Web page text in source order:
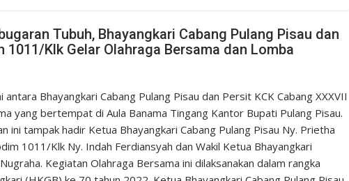
Tubuh, Bhayangkari Cabang Pulang Pisau dan
1011/Klk Gelar Olahraga Bersama dan Lomba
Bhayangkari Cabang Pulang Pisau dan Persit KCK Cabang XXXVII
yang bertempat di Aula Banama Tingang Kantor Bupati Pulang Pisau.
ini tampak hadir Ketua Bhayangkari Cabang Pulang Pisau Ny. Prietha
1011/Klk Ny. Indah Ferdiansyah dan Wakil Ketua Bhayangkari
Kegiatan Olahraga Bersama ini dilaksanakan dalam rangka